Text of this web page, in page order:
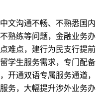
沟通不畅、不熟悉国内
熟练等问题，金融业务办
难点，建行为民支行提前
学生服务需求，专门配备
开通双语专属服务通道，
务，大幅提升涉外业务办